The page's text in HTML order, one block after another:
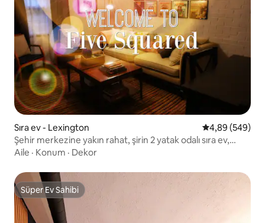
Sıra ev - Lexington 5 üzerinden
4,89 (549)
Şehir merkezine yakın rahat, şirin 2 yatak odalı sıra ev,
işletmeler
Aile · Konum · Dekor
Süper Ev Sahibi
Süper Ev Sahibi